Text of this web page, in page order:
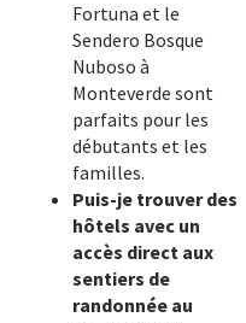
Fortuna et le
Sendero Bosque
Nuboso à
Monteverde sont
parfaits pour les
débutants et les
familles.
Puis-je trouver des
hôtels avec un
accès direct aux
sentiers de
randonnée au